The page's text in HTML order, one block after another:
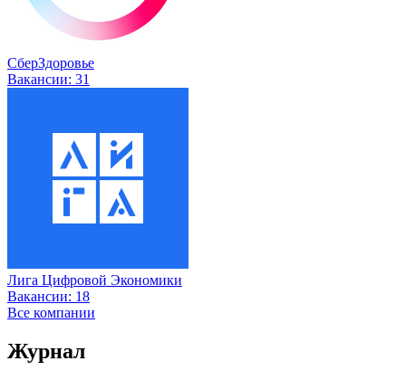
СберЗдоровье
Вакансии: 31
Лига Цифровой Экономики
Вакансии: 18
Все компании
Журнал